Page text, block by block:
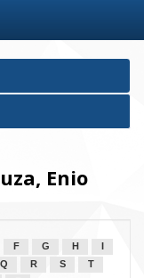
Enio
F G H
Q R S
T